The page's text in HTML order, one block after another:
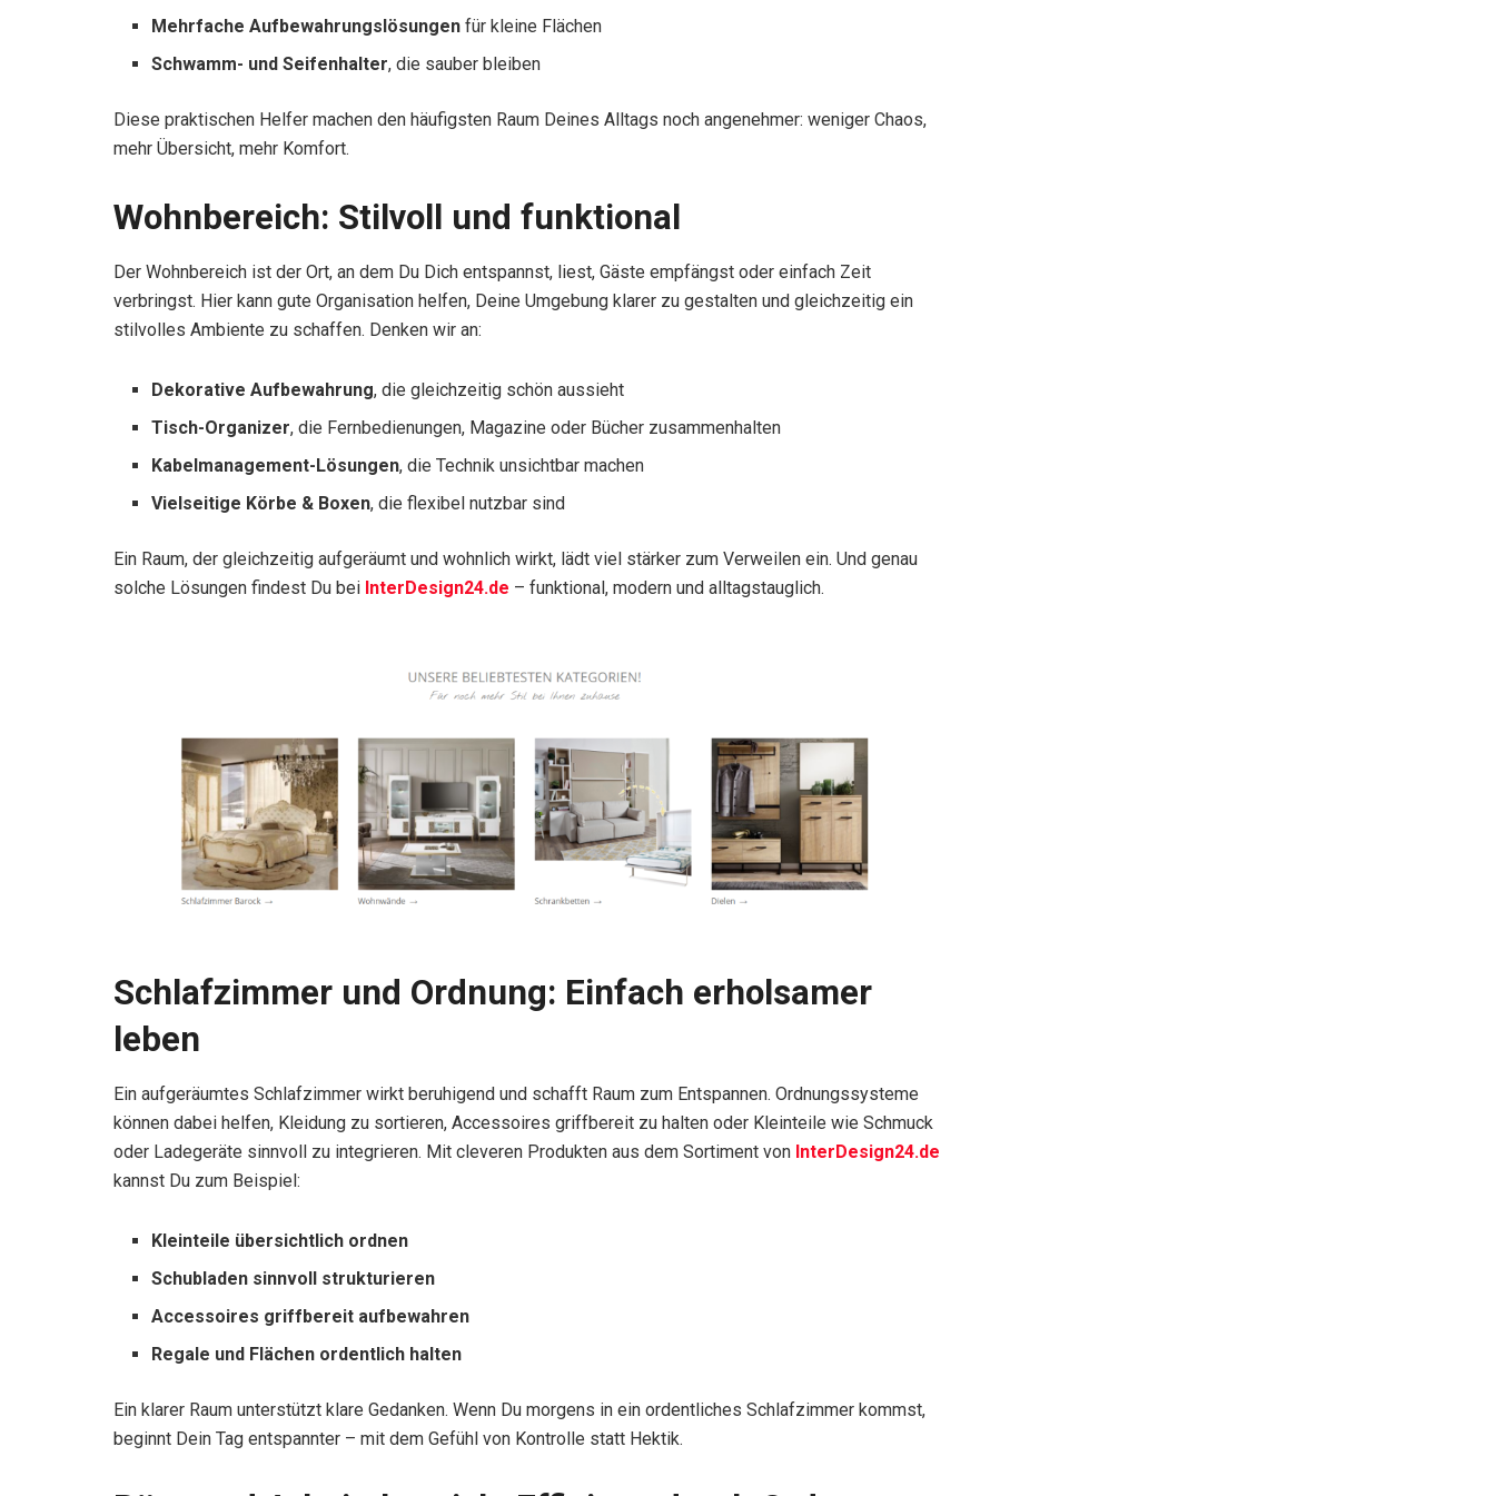
Mehrfache Aufbewahrungslösungen für kleine Flächen
Schwamm- und Seifenhalter, die sauber bleiben
Diese praktischen Helfer machen den häufigsten Raum Deines Alltags noch angenehmer: weniger Chaos,
mehr Übersicht, mehr Komfort.
Wohnbereich: Stilvoll und funktional
Der Wohnbereich ist der Ort, an dem Du Dich entspannst, liest, Gäste empfängst oder einfach Zeit
verbringst. Hier kann gute Organisation helfen, Deine Umgebung klarer zu gestalten und gleichzeitig ein
stilvolles Ambiente zu schaffen. Denken wir an:
Dekorative Aufbewahrung, die gleichzeitig schön aussieht
Tisch-Organizer, die Fernbedienungen, Magazine oder Bücher zusammenhalten
Kabelmanagement-Lösungen, die Technik unsichtbar machen
Vielseitige Körbe & Boxen, die flexibel nutzbar sind
Ein Raum, der gleichzeitig aufgeräumt und wohnlich wirkt, lädt viel stärker zum Verweilen ein. Und genau
solche Lösungen findest Du bei InterDesign24.de – funktional, modern und alltagstauglich.
Schlafzimmer und Ordnung: Einfach erholsamer
leben
Ein aufgeräumtes Schlafzimmer wirkt beruhigend und schafft Raum zum Entspannen. Ordnungssysteme
können dabei helfen, Kleidung zu sortieren, Accessoires griffbereit zu halten oder Kleinteile wie Schmuck
oder Ladegeräte sinnvoll zu integrieren. Mit cleveren Produkten aus dem Sortiment von InterDesign24.de
kannst Du zum Beispiel:
Kleinteile übersichtlich ordnen
Schubladen sinnvoll strukturieren
Accessoires griffbereit aufbewahren
Regale und Flächen ordentlich halten
Ein klarer Raum unterstützt klare Gedanken. Wenn Du morgens in ein ordentliches Schlafzimmer kommst,
beginnt Dein Tag entspannter – mit dem Gefühl von Kontrolle statt Hektik.